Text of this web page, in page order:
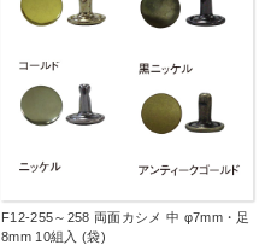
F12-255～258 両面カシメ 中 φ7mm・足
8mm 10組入 (袋)